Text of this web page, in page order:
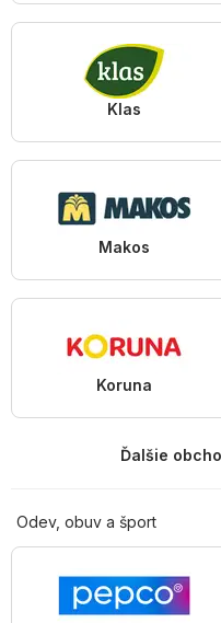
Klas
Makos
Koruna
Ďalšie
Odev, obuv a šport